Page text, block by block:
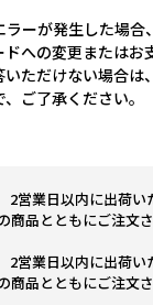
ーが発生した場合
への変更または
ただけない場合
ご了承ください。
2営業日以内に出荷
商品とともにご注文
2営業日以内に出荷
商品とともにご注文